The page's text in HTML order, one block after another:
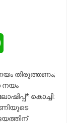
തിരുത്തണം;
നയം
കൊച്ചി: